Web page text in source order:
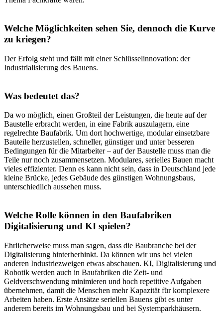
Welche Möglichkeiten sehen Sie, dennoch die Kurve
zu kriegen?
Der Erfolg steht und fällt mit einer Schlüsselinnovation: der
Industrialisierung des Bauens.
Was bedeutet das?
Da wo möglich, einen Großteil der Leistungen, die heute auf der
Baustelle erbracht werden, in eine Fabrik auszulagern, eine
regelrechte Baufabrik. Um dort hochwertige, modular einsetzbare
Bauteile herzustellen, schneller, günstiger und unter besseren
Bedingungen für die Mitarbeiter – auf der Baustelle muss man die
Teile nur noch zusammensetzen. Modulares, serielles Bauen macht
vieles effizienter. Denn es kann nicht sein, dass in Deutschland jede
kleine Brücke, jedes Gebäude des günstigen Wohnungsbaus,
unterschiedlich aussehen muss.
Welche Rolle können in den Baufabriken
Digitalisierung und KI spielen?
Ehrlicherweise muss man sagen, dass die Baubranche bei der
Digitalisierung hinterherhinkt. Da können wir uns bei vielen
anderen Industriezweigen etwas abschauen. KI, Digitalisierung und
Robotik werden auch in Baufabriken die Zeit- und
Geldverschwendung minimieren und hoch repetitive Aufgaben
übernehmen, damit die Menschen mehr Kapazität für komplexere
Arbeiten haben. Erste Ansätze seriellen Bauens gibt es unter
anderem bereits im Wohnungsbau und bei Systemparkhäusern.